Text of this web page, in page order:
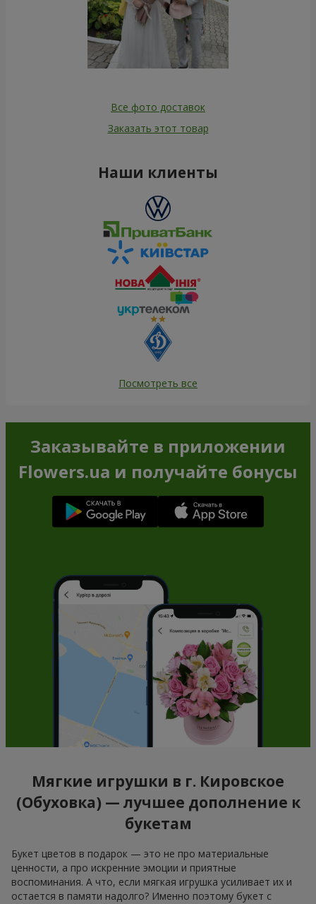
Все фото доставок
Заказать этот товар
Наши клиенты
Посмотреть все
Заказывайте в приложении
Flowers.ua и получайте бонусы
Мягкие игрушки в г. Кировское
(Обуховка) — лучшее дополнение к
букетам
Букет цветов в подарок — это не про материальные
ценности, а про искренние эмоции и приятные
воспоминания. А что, если мягкая игрушка усиливает их и
остается в памяти надолго? Именно поэтому букет с